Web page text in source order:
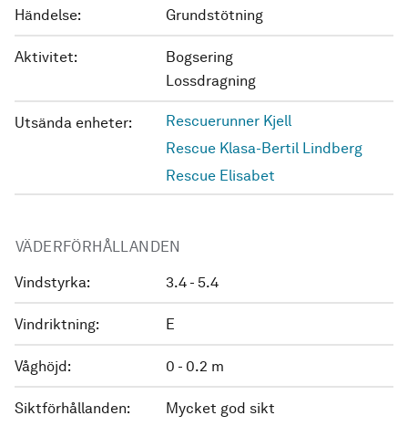
Händelse: Grundstötning
Aktivitet:
Bogsering
Lossdragning
Utsända enheter:
Rescuerunner Kjell
Rescue Klasa-Bertil Lindberg
Rescue Elisabet
VÄDERFÖRHÅLLANDEN
Vindstyrka: 3.4 - 5.4
Vindriktning: E
Våghöjd: 0 - 0.2 m
Siktförhållanden: Mycket god sikt